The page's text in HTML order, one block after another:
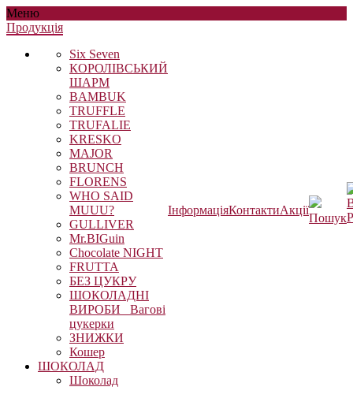
Меню
Продукцiя
Six Seven
КОРОЛІВСЬКИЙ
ШАРМ
BAMBUK
TRUFFLE
TRUFALIE
KRESKO
MAJOR
BRUNCH
FLORENS
WHO SAID
MUUU?
GULLIVER
Mr.BIGuin
Chocolate NIGHT
FRUTTA
БЕЗ ЦУКРУ
ШОКОЛАДНІ
ВИРОБИ_ Вагові
цукерки
ЗНИЖКИ
Кошер
ШОКОЛАД
Шоколад
ІнформаціяКонтактиАкції
Пошук